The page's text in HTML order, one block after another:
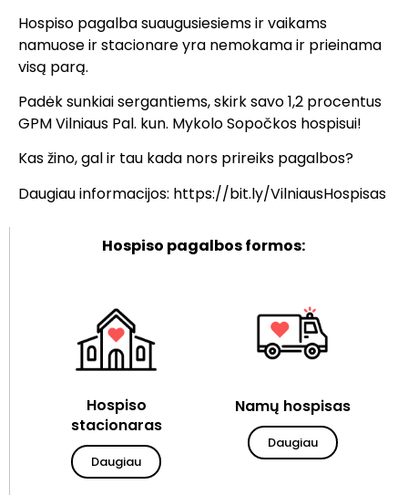
Hospiso pagalba suaugusiesiems ir vaikams
namuose ir stacionare yra nemokama ir prieinama
visą parą.
Padėk sunkiai sergantiems, skirk savo 1,2 procentus
GPM Vilniaus Pal. kun. Mykolo Sopočkos hospisui!
Kas žino, gal ir tau kada nors prireiks pagalbos?
Daugiau informacijos: https://bit.ly/VilniausHospisas
Hospiso pagalbos formos:
Hospiso
stacionaras
Daugiau
Namų hospisas
Daugiau